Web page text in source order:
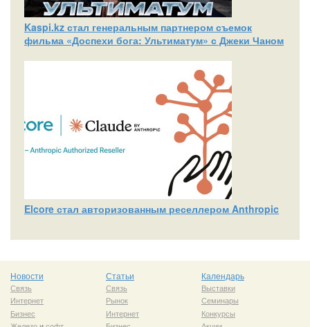
Kaspi.kz стал генеральным партнером съемок
фильма «Доспехи бога: Ультиматум» с Джеки Чаном
Elcore стал авторизованным реселлером Anthropic
Новости
Связь
Интернет
Бизнес
Статьи
Связь
Рынок
Интернет
Календарь
Выставки
Семинары
Конкурсы